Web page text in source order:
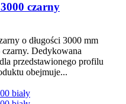
czarny
o długości 3000 mm
Dedykowana
przedstawionego profilu
obejmuje...